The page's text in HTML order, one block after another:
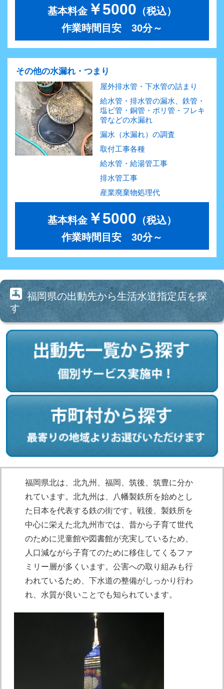
基本料金￥5000 （税込）
作業時間目安 30分～
その他の水漏れ・つまり
屋外排水管・下水管の詰まり
給水管・排水管の漏水、鉄管・
塩ビ管・銅管・ポリ管・フレキ
管などの水漏れ
漏水（水漏れ）の調査
取付工事各種
給水管・給湯管工事
排水管工事
産業廃棄物処理代
基本料金￥5000 （税込）
作業時間目安 30分～
福岡県の出動先から生活水道指定店を探
す
福岡県北は、北九州、福岡、筑後、筑豊に分か
れています。北九州は、八幡製鉄所を始めとし
た日本を代表する鉄の街です。戦後、製鉄所を
中心に栄えた北九州市では、昔から子育て世代
のために児童館や図書館が充実しているため、
人口減ながら子育てのために移住してくるファ
ミリー層が多くいます。公害への取り組みも行
われているため、下水道の整備がしっかり行わ
れ、水質が良いことでも知られています。